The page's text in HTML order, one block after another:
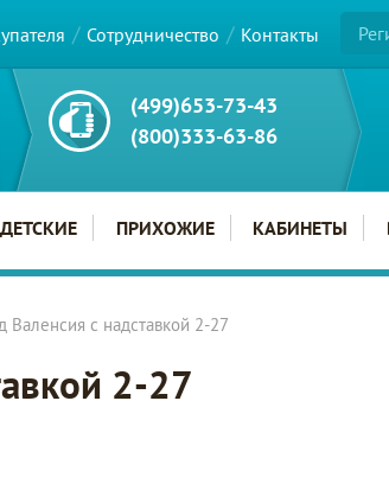
Сотрудничество Контакты
(499)653-73-43
(800)333-63-86
ДЕТСКИЕ ПРИХОЖИЕ КАБИНЕТЫ
Валенсия с надставкой 2-27
2-27